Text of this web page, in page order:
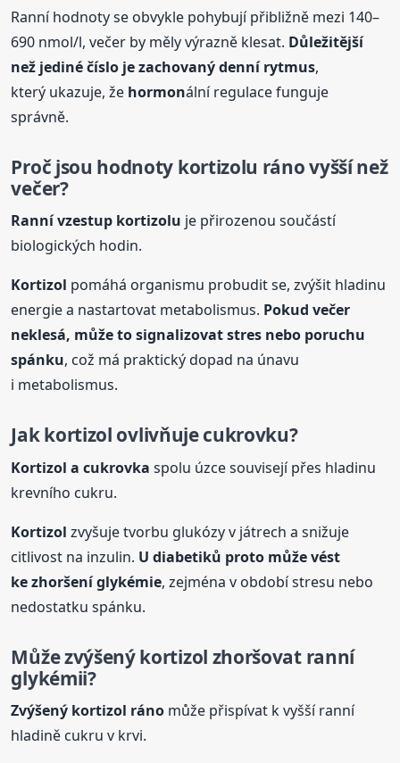
Ranní hodnoty se obvykle pohybují přibližně mezi 140–
690 nmol/l, večer by měly výrazně klesat. Důležitější
než jediné číslo je zachovaný denní rytmus,
který ukazuje, že hormonální regulace funguje
správně.
Proč jsou hodnoty kortizolu ráno vyšší než
večer?
Ranní vzestup kortizolu je přirozenou součástí
biologických hodin.
Kortizol pomáhá organismu probudit se, zvýšit hladinu
energie a nastartovat metabolismus. Pokud večer
neklesá, může to signalizovat stres nebo poruchu
spánku, což má praktický dopad na únavu
i metabolismus.
Jakkortizol ovlivňuje cukrovku?
Kortizol a cukrovka spolu úzce souvisejí přes hladinu
krevního cukru.
Kortizol zvyšuje tvorbu glukózy v játrech a snižuje
citlivost na inzulin. U diabetiků proto může vést
ke zhoršení glykémie, zejména v období stresu nebo
nedostatku spánku.
Může zvýšenýkortizol zhoršovat ranní
glykémii?
Zvýšený kortizol ráno může přispívat k vyšší ranní
hladině cukru v krvi.